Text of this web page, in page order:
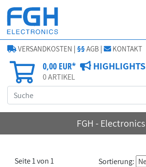
VERSANDKOSTEN | §§AGB | KONTAKT
0,00 EUR*
0ARTIKEL
HIGHLIGHTS
FGH - Electronics
Seite 1 von 1 Sortierung: